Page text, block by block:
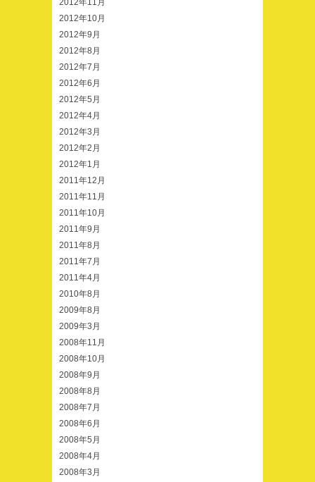
2012年10月
2012年9月
2012年8月
2012年7月
2012年6月
2012年5月
2012年4月
2012年3月
2012年2月
2012年1月
2011年12月
2011年11月
2011年10月
2011年9月
2011年8月
2011年7月
2011年4月
2010年8月
2009年8月
2009年3月
2008年11月
2008年10月
2008年9月
2008年8月
2008年7月
2008年6月
2008年5月
2008年4月
2008年3月